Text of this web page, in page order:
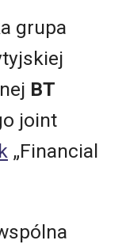
grupa
BT
joint
„Financial